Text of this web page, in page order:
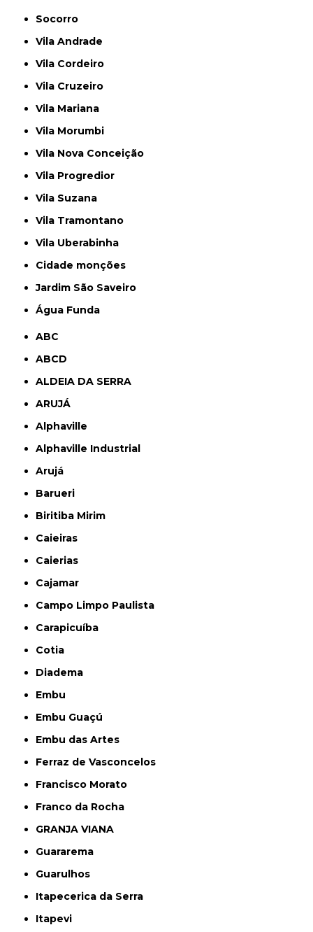
Socorro
Vila Andrade
Vila Cordeiro
Vila Cruzeiro
Vila Mariana
Vila Morumbi
Vila Nova Conceição
Vila Progredior
Vila Suzana
Vila Tramontano
Vila Uberabinha
cidade monções
jardim São Saveiro
Água Funda
ABC
ABCD
ALDEIA DA SERRA
ARUJÁ
Alphaville
Alphaville Industrial
Arujá
Barueri
Biritiba Mirim
Caieiras
Caierias
Cajamar
Campo Limpo Paulista
Carapicuíba
Cotia
Diadema
Embu
Embu Guaçú
Embu das Artes
Ferraz de Vasconcelos
Francisco Morato
Franco da Rocha
GRANJA VIANA
Guararema
Guarulhos
Itapecerica da Serra
Itapevi